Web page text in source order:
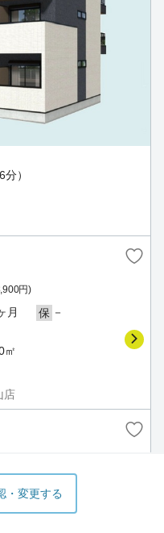
）
円)
月 保 －
㎡
店
月 保
・変更する